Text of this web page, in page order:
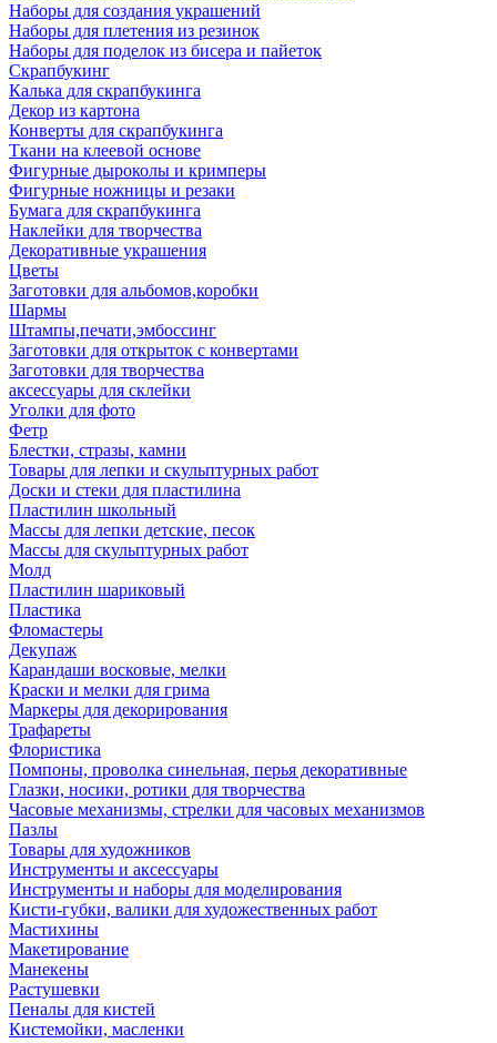
Наборы для создания украшений
Наборы для плетения из резинок
Наборы для поделок из бисера и пайеток
Скрапбукинг
Калька для скрапбукинга
Декор из картона
Конверты для скрапбукинга
Ткани на клеевой основе
Фигурные дыроколы и кримперы
Фигурные ножницы и резаки
Бумага для скрапбукинга
Наклейки для творчества
Декоративные украшения
Цветы
Заготовки для альбомов,коробки
Шармы
Штампы,печати,эмбоссинг
Заготовки для открыток с конвертами
Заготовки для творчества
аксессуары для склейки
Уголки для фото
Фетр
Блестки, стразы, камни
Товары для лепки и скульптурных работ
Доски и стеки для пластилина
Пластилин школьный
Массы для лепки детские, песок
Массы для скульптурных работ
Молд
Пластилин шариковый
Пластика
Фломастеры
Декупаж
Карандаши восковые, мелки
Краски и мелки для грима
Маркеры для декорирования
Трафареты
Флористика
Помпоны, проволка синельная, перья декоративные
Глазки, носики, ротики для творчества
Часовые механизмы, стрелки для часовых механизмов
Пазлы
Товары для художников
Инструменты и аксессуары
Инструменты и наборы для моделирования
Кисти-губки, валики для художественных работ
Мастихины
Макетирование
Манекены
Растушевки
Пеналы для кистей
Кистемойки, масленки